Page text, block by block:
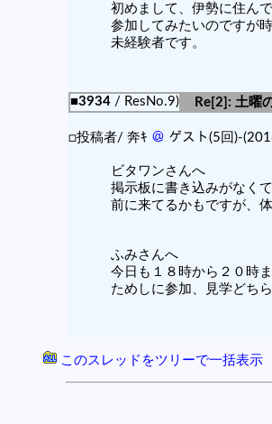
初めまして、伊勢に住ん
参加してみたいのですが
未経験者です。
■3934/ ResNo.9)
Re[2]: 土曜
□投稿者/ 奔ｷ ＠ ゲスト(5回)-
ビタワンさんへ
掲示板に書き込みがなく
前に来てるかもですが、
ふみさんへ
今日も１８時から２０時
ためしに参加、見学どち
このスレッドをツリーで一括表示